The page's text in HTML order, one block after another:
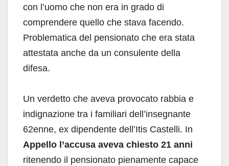
con l’uomo che non era in grado di
comprendere quello che stava facendo.
Problematica del pensionato che era stata
attestata anche da un consulente della
difesa.
Un verdetto che aveva provocato rabbia e
indignazione tra i familiari dell’insegnante
62enne, ex dipendente dell’Itis Castelli. In
Appello l’accusa aveva chiesto 21 anni
ritenendo il pensionato pienamente capace